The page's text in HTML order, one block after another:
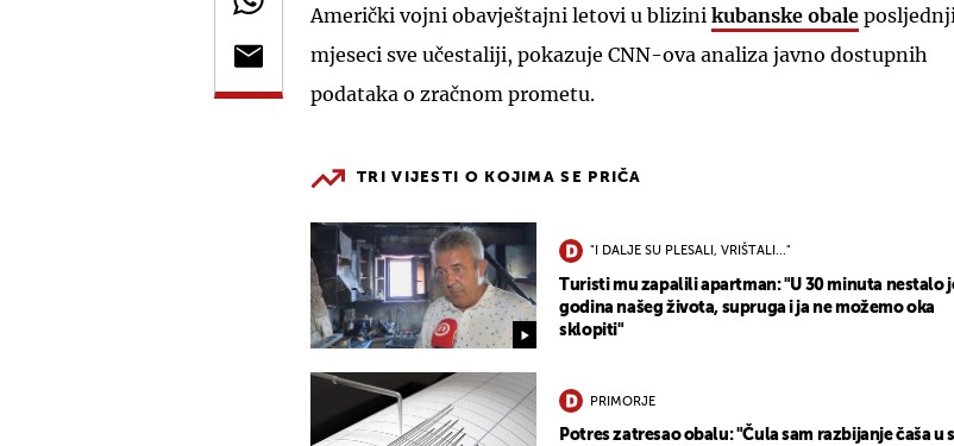
Američki vojni obavještajni letovi u blizini kubanske obale
mjeseci sve učestaliji, pokazuje CNN-ova analiza javno dostupnih
podataka o zračnom prometu.
TRI VIJESTI O KOJIMA SE PRIČA
"I DALJE SU PLESALI, VRIŠTALI..."
Turisti mu zapalili apartman: "U 30 minuta nestalo
godina našeg života, supruga i ja ne možemo oka
sklopiti"
PRIMORJE
Potres zatresao obalu: "Čula sam razbijanje čaša u